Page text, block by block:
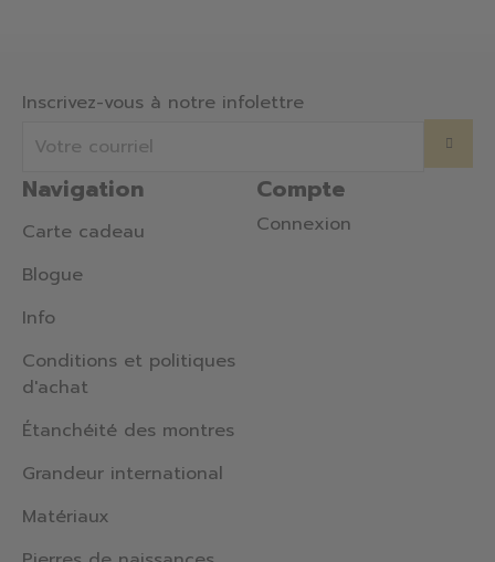
Navigation
Carte cadeau
Blogue
Info
Conditions et politiques
d'achat
Étanchéité des montres
Grandeur international
Matériaux
Compte
Connexion
Inscrivez-vous à notre infolettre